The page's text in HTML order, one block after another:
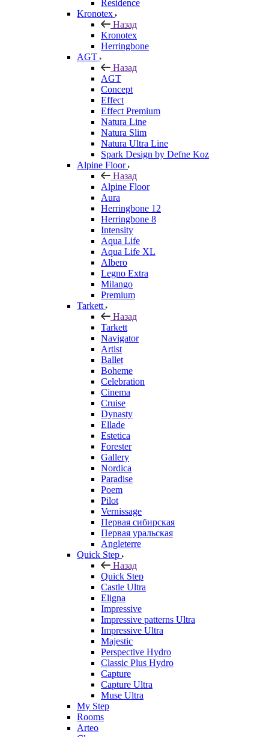
Residence
Kronotex
Назад
Kronotex
Herringbone
AGT
Назад
AGT
Concept
Effect
Effect Premium
Natura Line
Natura Slim
Natura Ultra Line
Spark Design by Defne Koz
Alpine Floor
Назад
Alpine Floor
Aura
Herringbone 12
Herringbone 8
Intensity
Aqua Life
Aqua Life XL
Albero
Legno Extra
Milango
Premium
Tarkett
Назад
Tarkett
Navigator
Artist
Ballet
Boheme
Celebration
Cinema
Cruise
Dynasty
Ellade
Estetica
Forester
Gallery
Nordica
Paradise
Poem
Pilot
Vernissage
Первая сибирская
Первая уральская
Angleterre
Quick Step
Назад
Quick Step
Castle Ultra
Eligna
Impressive
Impressive patterns Ultra
Impressive Ultra
Majestic
Perspective Hydro
Classic Plus Hydro
Capture
Capture Ultra
Muse Ultra
My Step
Rooms
Arteo